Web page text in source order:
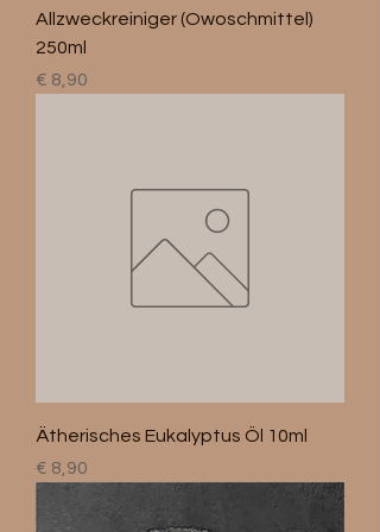
Allzweckreiniger (Owoschmittel)
250ml
Preis
€ 8,90
Ätherisches Eukalyptus Öl 10ml
Preis
€ 8,90